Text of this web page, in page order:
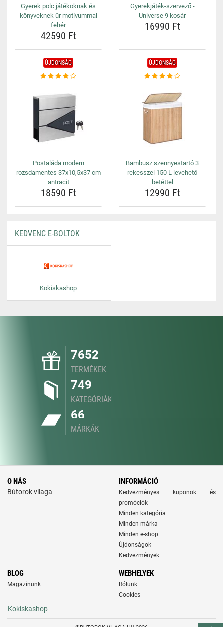
Gyerek polc játékoknak és
könyveknek űr motívummal
fehér
42590 Ft
Gyerekjáték-szervező -
Universe 9 kosár
16990 Ft
ÚJDONSÁG
Postaláda modern
rozsdamentes 37x10,5x37 cm
antracit
18590 Ft
ÚJDONSÁG
Bambusz szennyestartó 3
rekesszel 150 L levehető
betéttel
12990 Ft
KEDVENC E-BOLTOK
Kokiskashop
7652
TERMÉKEK
749
KATEGÓRIÁK
66
MÁRKÁK
O NÁS
Bútorok vilaga
INFORMÁCIÓ
Kedvezményes kuponok és
promóciók
Minden kategória
Minden márka
Minden e-shop
Újdonságok
Kedvezmények
BLOG
Magazinunk
WEBHELYEK
Rólunk
Cookies
Kokiskashop